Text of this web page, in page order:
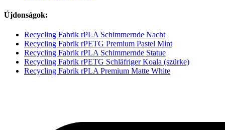
Újdonságok:
Recycling Fabrik rPLA Schimmernde Nacht
Recycling Fabrik rPETG Premium Pastel Mint
Recycling Fabrik rPLA Schimmernde Statue
Recycling Fabrik rPETG Schläfriger Koala (szürke)
Recycling Fabrik rPLA Premium Matte White